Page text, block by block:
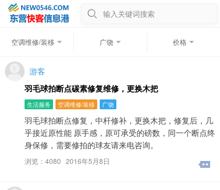
输入关键词搜索
空调维修/装移 广饶 价格
游客
羽毛球拍断点碳素修复维修，更换木把
生活服务 空调维修/装移 广饶
羽毛球拍断点修复，中杆修补，更换木把，修复后，几
乎接近原性能 原手感，原可承受的磅数，同一个断点终
身保修，需要修拍的球友请来电咨询。
浏览：4080 2016年5月8日